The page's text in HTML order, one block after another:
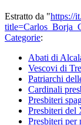
Estratto da "https://
Categorie:
Abati di
Vescovi di
Patriarchi
Cardinali
Presbiteri
Presbiteri
Presbiteri per